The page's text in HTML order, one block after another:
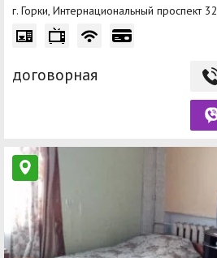
г. Горки, Интернациональный проспект 32
договорная